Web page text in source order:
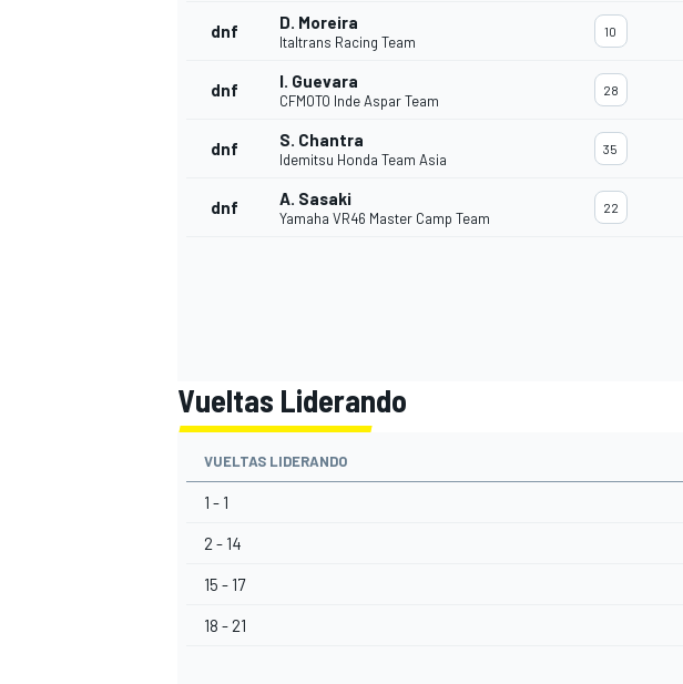
dnf D. Moreira
Italtrans Racing Team
10
dnf I. Guevara
CFMOTO Inde Aspar Team
28
dnf S. Chantra
Idemitsu Honda Team Asia
35
dnf A. Sasaki
Yamaha VR46 Master Camp Team
22
Vueltas Liderando
VUELTAS LIDERANDO
1 - 1
2 - 14
15 - 17
18 - 21